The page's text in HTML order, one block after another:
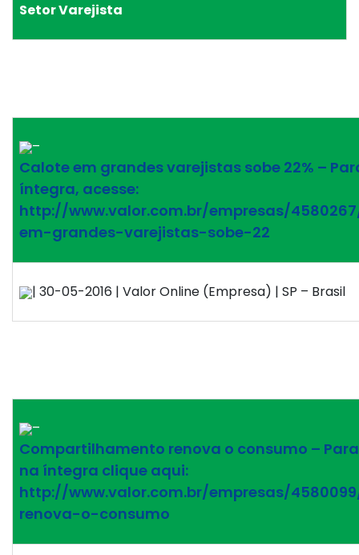
Setor Varejista
–
Calote em grandes varejistas sobe 22% –
íntegra, acesse:
http://www.valor.com.br/empresas/
em-grandes-varejistas-sobe-22
| 30-05-2016 | Valor Online (Empresa) | SP – Brasil
–
Compartilhamento renova o consumo –
na íntegra clique aqui:
http://www.valor.com.br/empresas/
renova-o-consumo